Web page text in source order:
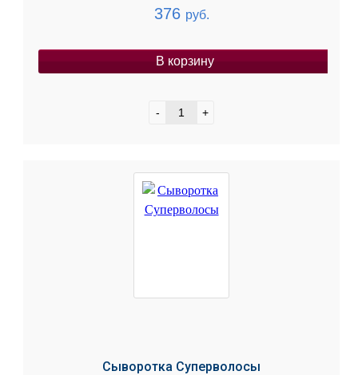
376 руб.
В корзину
- +
Сыворотка Суперволосы